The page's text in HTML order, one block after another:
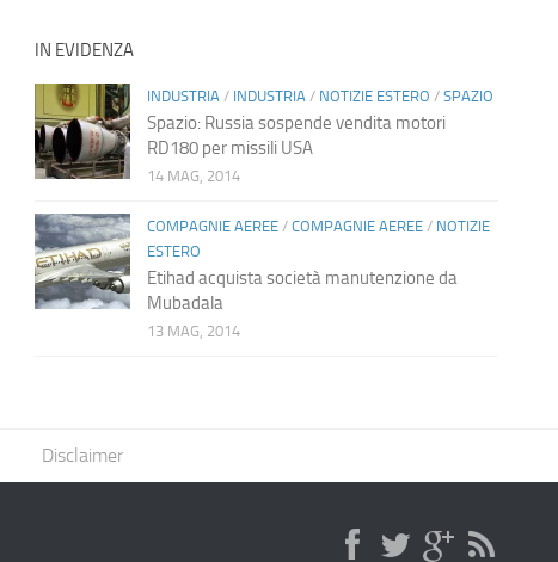
IN EVIDENZA
INDUSTRIA/ INDUSTRIA/ NOTIZIE ESTERO / SPAZIO
Spazio: Russia sospende vendita motori
RD180 per missili USA
14 MAG, 2014
COMPAGNIE AEREE/ COMPAGNIE AEREE/ NOTIZIE
ESTERO
Etihad acquista società manutenzione da
Mubadala
13 MAG, 2014
Disclaimer